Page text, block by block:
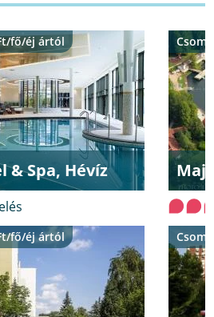
& Spa, Hévíz
fő/éj ártól
fő/éj ártól